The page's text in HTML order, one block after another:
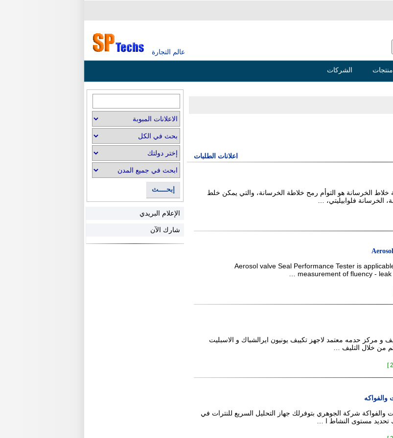
عالم التجارة
منتجات الشركات
اعلانات الطلبات
1. جس سلسلة خلاط الخرسانة هو التوأم رمح خلاطة الخرسانة، والتي يمكن خلط
الخرسانة فلوابيليتي، …
Aerosol valve Seal Performance Tester is
measurement of fluency - leak
و مركز حدمه معتمد لاجهز تكييف يونيون ايرالشباك و الاسبليت
من خلال التليف …
شركة الجوهري بتوفرلك جهاز التحليل السريع للنترات في
تحديد مستوى النشاط ا …
إبحــــث
الإعلام البريدي
شارك الآن